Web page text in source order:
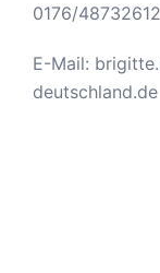
0176/48732612
E-Mail:
deutschland.de